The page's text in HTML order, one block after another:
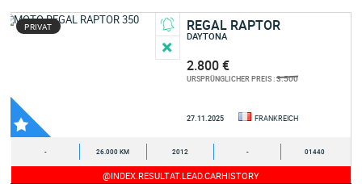
PRIVAT REGAL RAPTOR
DAYTONA
2.800 €
URSPRÜNGLICHER PREIS :3.500
27.11.2025 FRANKREICH
- 26.000 KM 2012 - 01440
@INDEX.RESULTAT.LEAD.CARHISTORY